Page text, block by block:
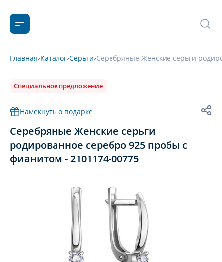
Главная Каталог Серьги Серебряные Женские серьги
Специальное предложение
Намекнуть о подарке
Серебряные Женские серьги
родированное серебро 925 пробы с
фианитом - 2101174-00775